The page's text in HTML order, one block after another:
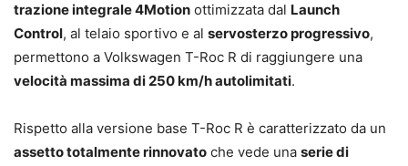
trazione integrale 4Motion ottimizzata dal Launch
Control, al telaio sportivo e al servosterzo progressivo,
permettono a Volkswagen T-Roc R di raggiungere una
velocità massima di 250 km/h autolimitati.
Rispetto alla versione base T-Roc R è caratterizzato da un
assetto totalmente rinnovato che vede una serie di